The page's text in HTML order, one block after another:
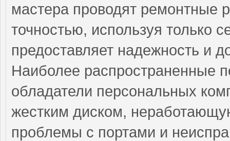
мастера проводят ремонтные
точностью, используя только
предоставляет надежность и
Наиболее распространенные
обладатели персональных
жестким диском,
проблемы с портами и